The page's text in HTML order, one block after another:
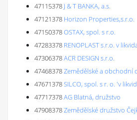
47115378 J & T BANKA, a.s.
47121378 Horizon Properties,s.r.o.
47150378OSTAX, spol. s r.o.
47283378 RENOPLAST s.r.o. v
47306378ACR DESIGN s.r.o.
47468378Zemědělské a obchodní
47671378SILCO, spol. s r. o. 'v
47717378AG Blatná, družstvo
47908378Zemědělské družstvo